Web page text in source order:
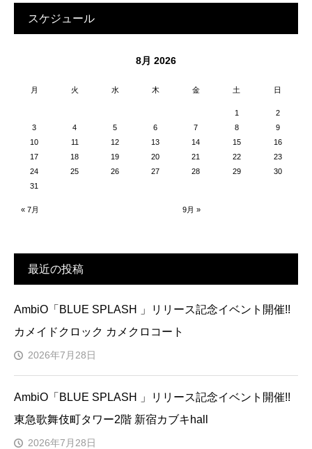
スケジュール
8月 2026
月 火 水 木 金 土 日
1
2
3
4 5 6 7 8
9
10
11 12 13 14 15
16
17
18 19 20 21 22
23
24
25 26 27 28 29
30
31
« 7月 9月 »
最近の投稿
AmbiO「BLUE SPLASH 」リリース記念イベント開催!!
カメイドクロック カメクロコート
2026年7月28日
AmbiO「BLUE SPLASH 」リリース記念イベント開催!!
東急歌舞伎町タワー2階 新宿カブキhall
2026年7月28日